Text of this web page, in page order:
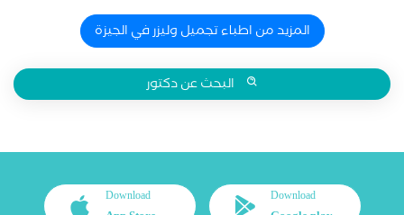
المزيد من اطباء تجميل وليزر في الجيزة
البحث عن دكتور
Download
Download